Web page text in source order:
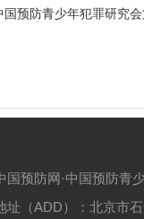
国预防青少年犯罪研究
国预防网·中国预防青
址（ADD）：北京市